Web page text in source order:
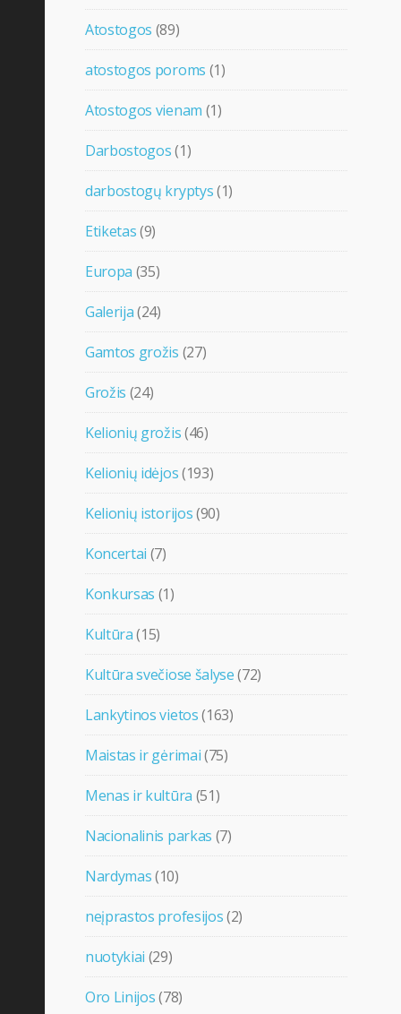
Atostogos (89)
atostogos poroms (1)
Atostogos vienam (1)
Darbostogos(1)
darbostogų kryptys(1)
Etiketas(9)
Europa (35)
Galerija(24)
Gamtos grožis (27)
Grožis (24)
Kelionių grožis(46)
Kelionių idėjos(193)
Kelionių istorijos(90)
Koncertai (7)
Konkursas (1)
Kultūra(15)
Kultūra svečiose šalyse(72)
Lankytinos vietos(163)
Maistas ir gėrimai(75)
Menas ir kultūra (51)
Nacionalinis parkas (7)
Nardymas(10)
neįprastos profesijos(2)
nuotykiai (29)
Oro Linijos(78)